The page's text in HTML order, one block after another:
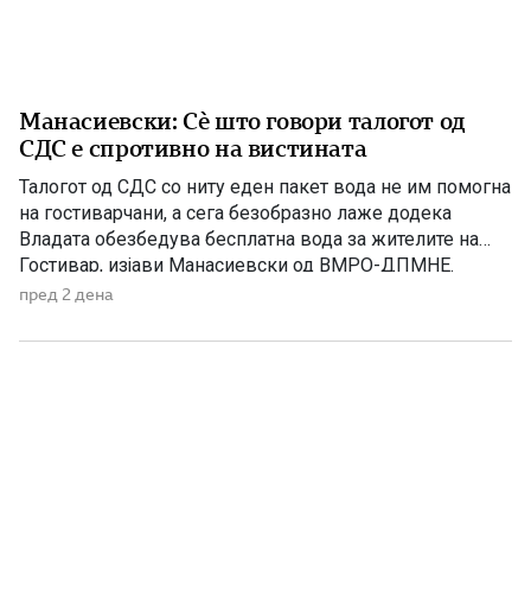
Манасиевски: Сè што говори талогот од
СДС е спротивно на вистината
Талогот од СДС со ниту еден пакет вода не им помогна
на гостиварчани, а сега безобразно лаже додека
Владата обезбедува бесплатна вода за жителите на
Гостивар, изјави Манасиевски од ВМРО-ДПМНЕ.
„Колку злоба и неискреност има во СДС, кога дрско се
интереси со водата што Владата бесплатно им ја дели
пред 2 дена